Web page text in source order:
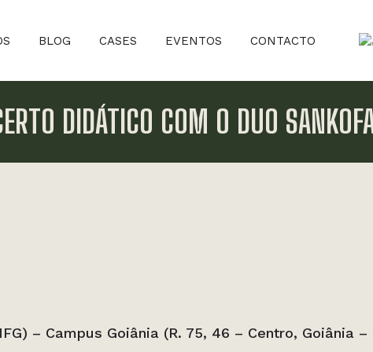
BLOG CASES EVENTOS CONTACTO
DIDÁTICO COM O DUO
– Campus Goiânia (R. 75, 46 – Centro, Goiânia –